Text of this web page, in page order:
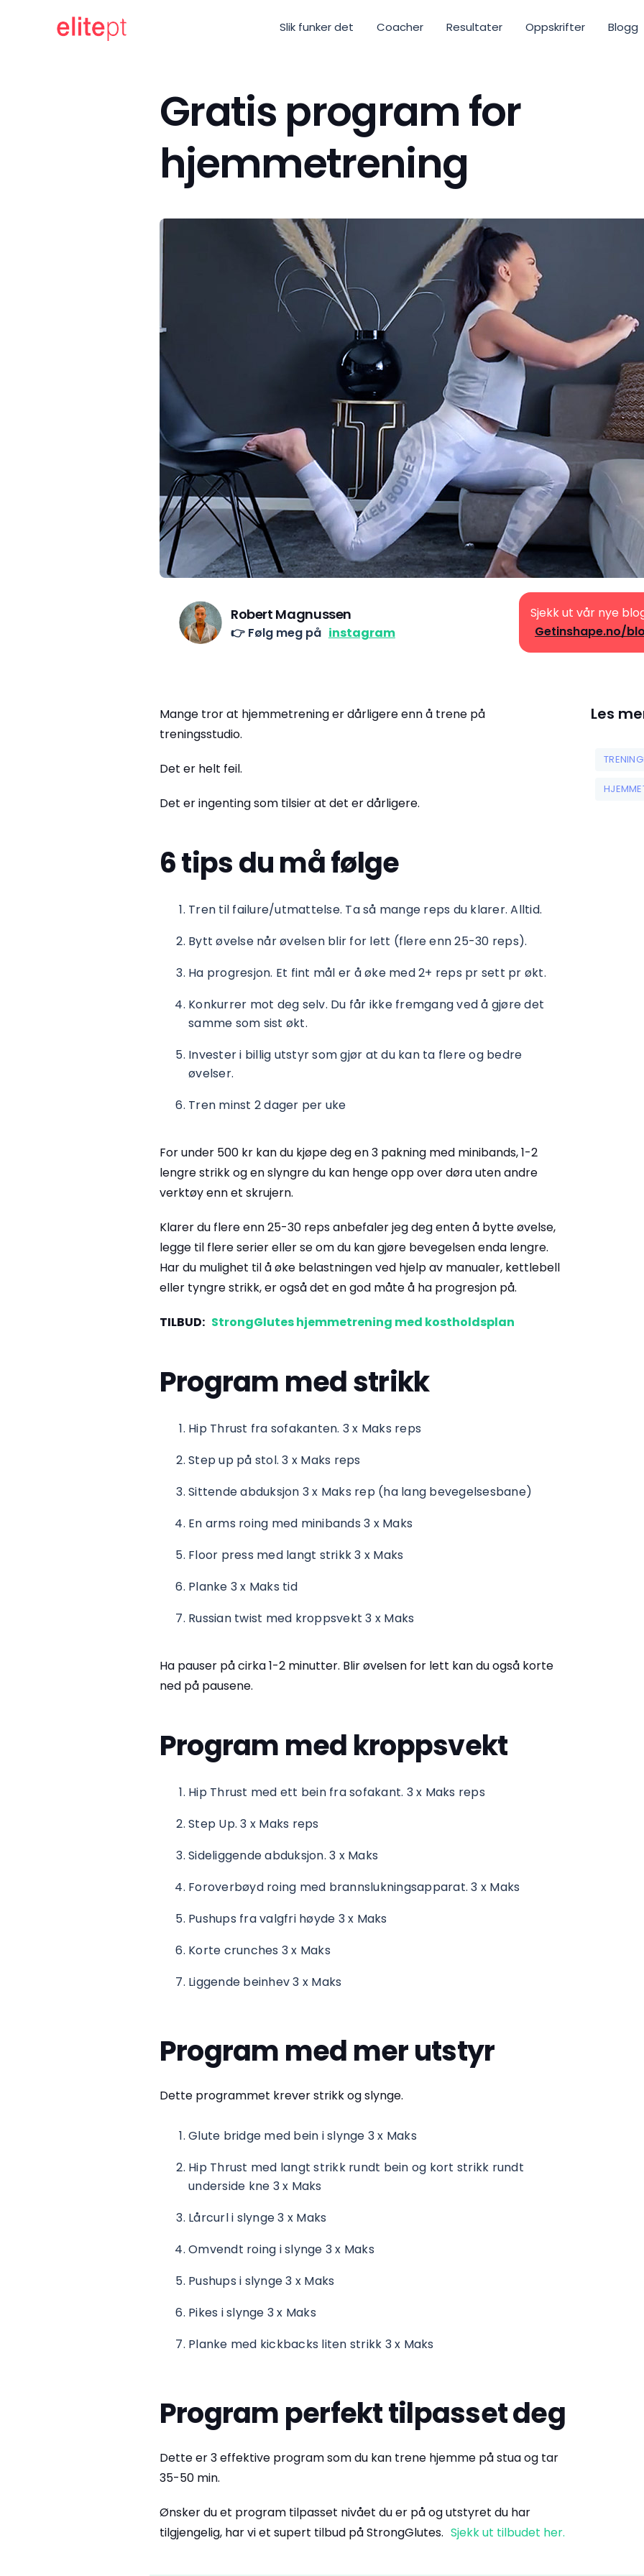
Slik funker det Coacher Resultater Oppskrifter Blogg
Gratis program for
hjemmetrening
Robert Magnussen
👉 Følg meg på instagram
Sjekk ut vår nye
Getinshape.no/
Mange tror at hjemmetrening er dårligere enn å trene på
treningsstudio.
Det er helt feil.
Det er ingenting som tilsier at det er dårligere.
6 tips du må følge
Tren til failure/utmattelse. Ta så mange reps du klarer. Alltid.
Bytt øvelse når øvelsen blir for lett (flere enn 25-30 reps).
Ha progresjon. Et fint mål er å øke med 2+ reps pr sett pr økt.
Konkurrer mot deg selv. Du får ikke fremgang ved å gjøre det
samme som sist økt.
Invester i billig utstyr som gjør at du kan ta flere og bedre
øvelser.
Tren minst 2 dager per uke
For under 500 kr kan du kjøpe deg en 3 pakning med minibands, 1-2
lengre strikk og en slyngre du kan henge opp over døra uten andre
verktøy enn et skrujern.
Klarer du flere enn 25-30 reps anbefaler jeg deg enten å bytte øvelse,
legge til flere serier eller se om du kan gjøre bevegelsen enda lengre.
Har du mulighet til å øke belastningen ved hjelp av manualer, kettlebell
eller tyngre strikk, er også det en god måte å ha progresjon på.
TILBUD: StrongGlutes hjemmetrening med kostholdsplan
Program med strikk
Hip Thrust fra sofakanten. 3 x Maks reps
Step up på stol. 3 x Maks reps
Sittende abduksjon 3 x Maks rep (ha lang bevegelsesbane)
En arms roing med minibands 3 x Maks
Floor press med langt strikk 3 x Maks
Planke 3 x Maks tid
Russian twist med kroppsvekt 3 x Maks
Ha pauser på cirka 1-2 minutter. Blir øvelsen for lett kan du også korte
ned på pausene.
Program med kroppsvekt
Hip Thrust med ett bein fra sofakant. 3 x Maks reps
Step Up. 3 x Maks reps
Sideliggende abduksjon. 3 x Maks
Foroverbøyd roing med brannslukningsapparat. 3 x Maks
Pushups fra valgfri høyde 3 x Maks
Korte crunches 3 x Maks
Liggende beinhev 3 x Maks
Program med mer utstyr
Dette programmet krever strikk og slynge.
Glute bridge med bein i slynge 3 x Maks
Hip Thrust med langt strikk rundt bein og kort strikk rundt
underside kne 3 x Maks
Lårcurl i slynge 3 x Maks
Omvendt roing i slynge 3 x Maks
Pushups i slynge 3 x Maks
Pikes i slynge 3 x Maks
Planke med kickbacks liten strikk 3 x Maks
Program perfekt tilpasset deg
Dette er 3 effektive program som du kan trene hjemme på stua og tar
35-50 min.
Ønsker du et program tilpasset nivået du er på og utstyret du har
tilgjengelig, har vi et supert tilbud på StrongGlutes. Sjekk ut tilbudet her.
Les